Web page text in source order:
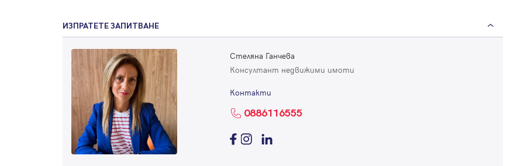
ИЗПРАТЕТЕ ЗАПИТВАНЕ
Стеляна Ганчева
Консултант недвижими имоти
Контакти
0886116555